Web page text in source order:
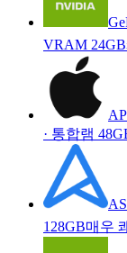
VRAM 24GB
· 통합램
128GB매우